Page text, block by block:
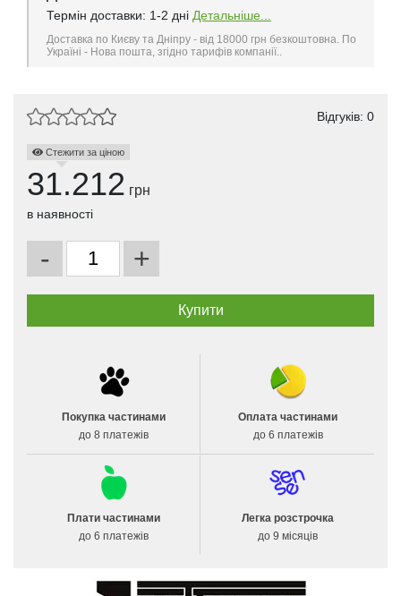
Термін доставки: 1-2 дні Детальніше...
Доставка по Києву та Дніпру - від 18000 грн безкоштовна. По
Україні - Нова пошта, згідно тарифів компанії..
Відгуків: 0
Стежити за ціною
31.212 грн
в наявності
- +
Покупка частинами
до 8 платежів
Оплата частинами
до 6 платежів
Плати частинами
до 6 платежів
Легка розстрочка
до 9 місяців